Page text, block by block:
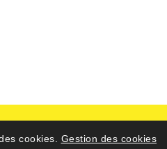
cookies. Gestion des cookies